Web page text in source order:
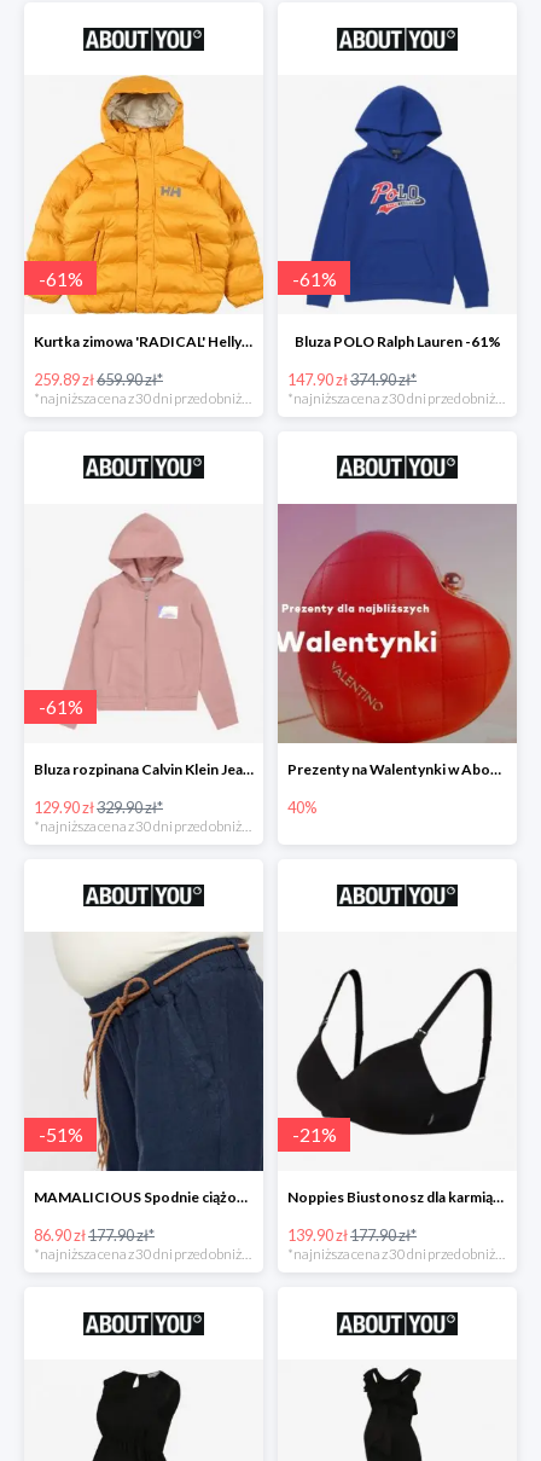
-61%
Kurtka zimowa 'RADICAL' Helly Hansen -61%
259.89 zł659.90 zł*
-61%
Bluza POLO Ralph Lauren -61%
147.90 zł374.90 zł*
-61%
Bluza rozpinana Calvin Klein Jeans -61%
129.90 zł329.90 zł*
Prezenty na Walentynki w About You do -40%
40%
-51%
MAMALICIOUS Spodnie ciążowe -51%
86.90 zł177.90 zł*
*najniższa cena z 30 dni przed obniżką
-21%
Noppies Biustonosz dla karmiących -21%
139.90 zł177.90 zł*
*najniższa cena z 30 dni przed obniżką